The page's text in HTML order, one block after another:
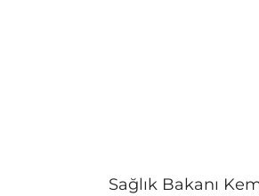
Sağlık Bakanı